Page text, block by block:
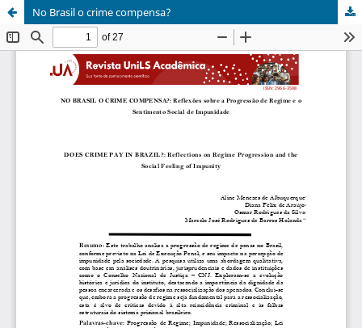
No Brasil o crime compensa?